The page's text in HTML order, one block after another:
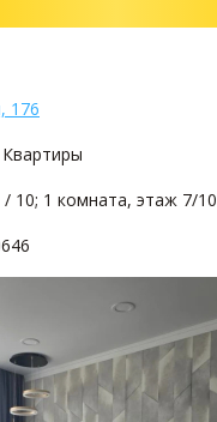
176
10; 1 комната, этаж 7/10